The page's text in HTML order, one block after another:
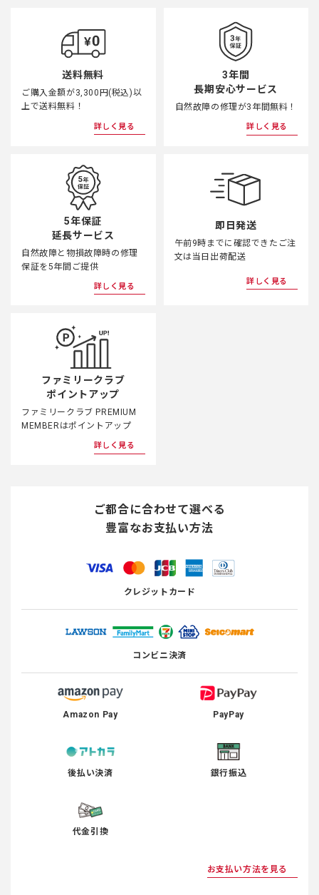
送料無料
ご購入金額が3,300円(税込)以
上で送料無料！
詳しく見る
3年間
長期安心サービス
自然故障の修理が3年間無料！
詳しく見る
5年保証
延長サービス
自然故障と物損故障時の修理
保証を5年間ご提供
詳しく見る
即日発送
午前9時までに確認できたご注
文は当日出荷配送
詳しく見る
ファミリークラブ
ポイントアップ
ファミリークラブ PREMIUM
MEMBERはポイントアップ
詳しく見る
ご都合に合わせて選べる
豊富なお支払い方法
クレジットカード
コンビニ決済
Amazon Pay PayPay
後払い決済 銀行振込
代金引換
お支払い方法を見る